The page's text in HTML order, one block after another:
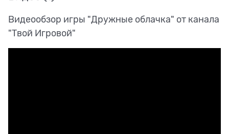
Видеообзор игры "Дружные облачка" от канала
"Твой Игровой"